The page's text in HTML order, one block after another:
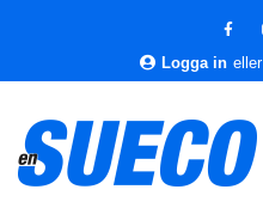
Logga in eller